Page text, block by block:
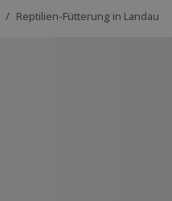
/ Reptilien-Fütterung in Landau